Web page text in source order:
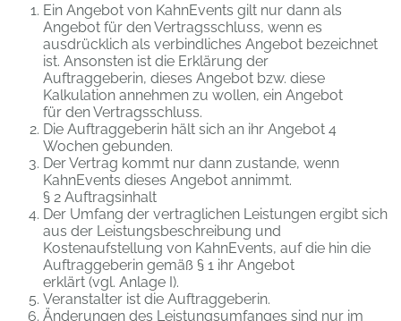
Ein Angebot von KahnEvents gilt nur dann als
Angebot für den Vertragsschluss, wenn es
ausdrücklich als verbindliches Angebot bezeichnet
ist. Ansonsten ist die Erklärung der
Auftraggeberin, dieses Angebot bzw. diese
Kalkulation annehmen zu wollen, ein Angebot
für den Vertragsschluss.
Die Auftraggeberin hält sich an ihr Angebot 4
Wochen gebunden.
Der Vertrag kommt nur dann zustande, wenn
KahnEvents dieses Angebot annimmt.
§ 2 Auftragsinhalt
Der Umfang der vertraglichen Leistungen ergibt sich
aus der Leistungsbeschreibung und
Kostenaufstellung von KahnEvents, auf die hin die
Auftraggeberin gemäß § 1 ihr Angebot
erklärt (vgl. Anlage I).
Veranstalter ist die Auftraggeberin.
Änderungen des Leistungsumfanges sind nur im